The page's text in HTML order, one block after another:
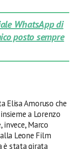
WhatsApp di
posto sempre
Elisa Amoruso che
a Lorenzo
Marco
Leone Film
è stata girata